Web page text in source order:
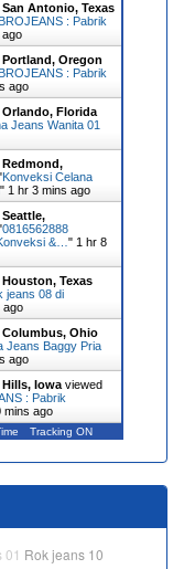
San Antonio, Texas
: Pabrik
Portland, Oregon
: Pabrik
ago
Orlando, Florida
Jeans Wanita 01
Redmond,
Konveksi Celana
" 1 hr 3 mins ago
Seattle,
0816562888
&… " 1 hr 8
Houston, Texas
jeans 08 di
ago
Columbus, Ohio
Jeans Baggy Pria
ago
Hills, Iowaviewed
: Pabrik
mins ago
Tracking ON
01 Rok jeans 10